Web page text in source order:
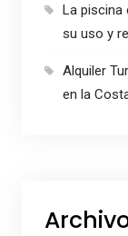
La piscina
su uso y
Alquiler
en la